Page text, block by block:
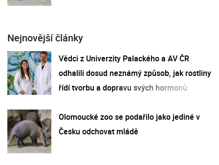
Nejnovější články
Vědci z Univerzity Palackého a AV ČR
odhalili dosud neznámý způsob, jak rostliny
řídí tvorbu a dopravu svých hormonů
Olomoucké zoo se podařilo jako jediné v
Česku odchovat mládě